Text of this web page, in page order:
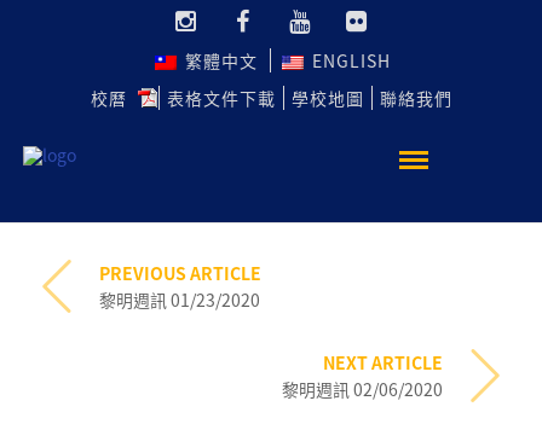
繁體中文
ENGLISH
校曆
表格文件下載 學校地圖 聯絡我們
PREVIOUS ARTICLE
黎明週訊 01/23/2020
NEXT ARTICLE
黎明週訊 02/06/2020